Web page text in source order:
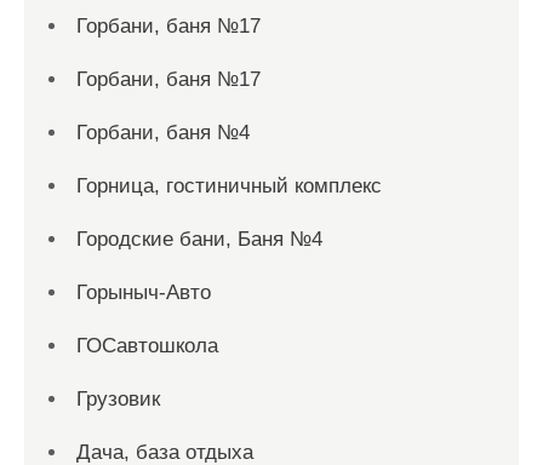
Горбани, баня №17
Горбани, баня №17
Горбани, баня №4
Горница, гостиничный комплекс
Городские бани, Баня №4
Горыныч-Авто
ГОСавтошкола
Грузовик
Дача, база отдыха